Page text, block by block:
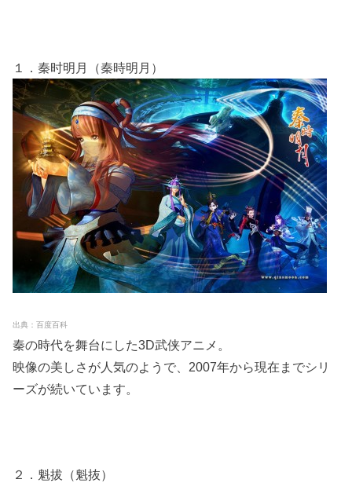
１．秦时明月（秦時明月）
出典：百度百科
秦の時代を舞台にした3D武侠アニメ。
映像の美しさが人気のようで、2007年から現在までシリ
ーズが続いています。
２．魁拔（魁抜）